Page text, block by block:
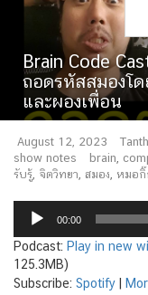
Brain Code
ถอดรหัสสมองโ
และผองเพื่อน
August 12, 2023
show notes
brain,
รับรู้, จิตวิทยา, สมอง, หมอกิ๊
Audio
Player
00:00
Podcast: Play in new
125.3MB)
Subscribe: Spotify